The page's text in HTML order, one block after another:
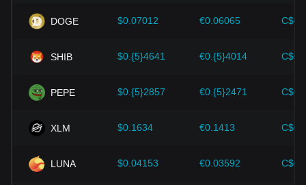
ushbu dinamikani tushunishlari kerak. Ushbu omillarni ko'rib
chiqqandan so'ng, investorlar ham Worldcoin narxi
rivojlanayotgan bozorda o'z investitsiya strategiyalarini mos
DOGE $0.07012 €0.06065
SHIB $0.{5}4641 €0.{5}4014
PEPE $0.{5}2857 €0.{5}2471
XLM $0.1634 €0.1413
LUNA $0.04153 €0.03592